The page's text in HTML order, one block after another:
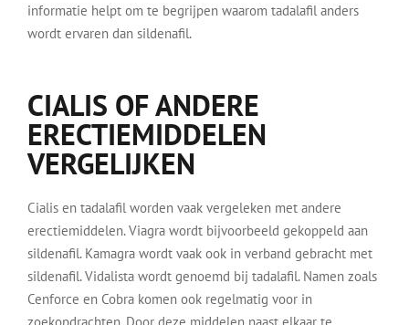
informatie helpt om te begrijpen waarom tadalafil anders
wordt ervaren dan sildenafil.
CIALIS OF ANDERE
ERECTIEMIDDELEN
VERGELIJKEN
Cialis en tadalafil worden vaak vergeleken met andere
erectiemiddelen. Viagra wordt bijvoorbeeld gekoppeld aan
sildenafil. Kamagra wordt vaak ook in verband gebracht met
sildenafil. Vidalista wordt genoemd bij tadalafil. Namen zoals
Cenforce en Cobra komen ook regelmatig voor in